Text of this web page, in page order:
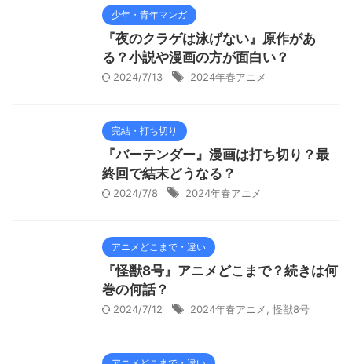
少年・青年マンガ
『夜のクラゲは泳げない』原作があ
る？小説や漫画の方が面白い？
2024/7/13 2024年春アニメ
完結・打ち切り
『バーテンダー』漫画は打ち切り？最
終回で結末どうなる？
2024/7/8 2024年春アニメ
アニメどこまで・違い
『怪獣8号』アニメどこまで？続きは何
巻の何話？
2024/7/12 2024年春アニメ 怪獣8号